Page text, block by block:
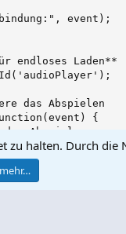
event);
endloses Laden**
das Abspielen
{
Abspielen
werden,
halten. Durch